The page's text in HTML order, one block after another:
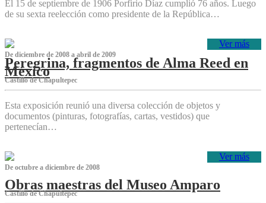
El 15 de septiembre de 1906 Porfirio Díaz cumplió 76 años. Luego
de su sexta reelección como presidente de la República…
Ver más
De diciembre de 2008 a abril de 2009
Peregrina, fragmentos de Alma Reed en
México
Castillo de Chapultepec
Esta exposición reunió una diversa colección de objetos y
documentos (pinturas, fotografías, cartas, vestidos) que
pertenecían…
Ver más
De octubre a diciembre de 2008
Obras maestras del Museo Amparo
Castillo de Chapultepec